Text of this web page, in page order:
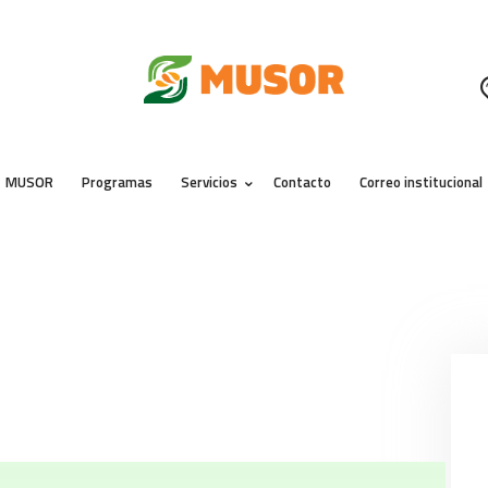
MUSOR Programas Servicios Contacto Correo institucional
PROGRAMAS
SERVICIOS
CONTACTO